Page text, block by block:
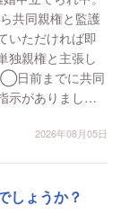
共同親権と監護
いただければ即
独親権と主張し
示がありまし
2026年08月05日
しょうか？